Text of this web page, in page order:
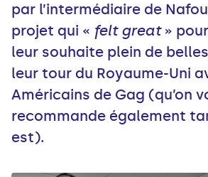
par l’intermédiaire de
projet qui « felt great »
leur souhaite plein de
leur tour du Royaume-Uni
Américains de Gag (qu’on
recommande également
est).